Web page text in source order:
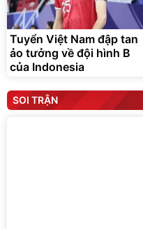
Tuyển Việt Nam đập tan
ảo tưởng về đội hình B
của Indonesia
SOI TRẬN